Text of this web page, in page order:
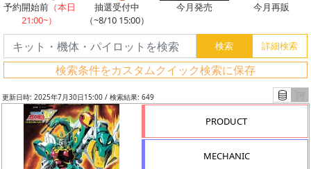
予約開始前（本日
21:00~）
抽選受付中
（~8/10 15:00）
今月発売 今月再販
検索条件をカスタムクイック検索に保存
更新日時: 2025年7月30日15:00 / 検索結果: 649
PRODUCT
MECHANIC